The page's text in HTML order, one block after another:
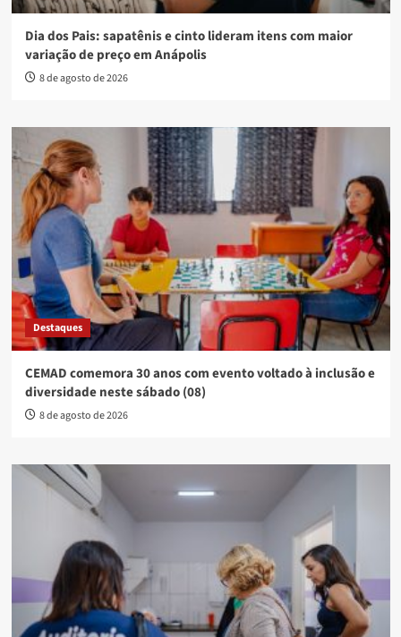
Dia dos Pais: sapatênis e cinto lideram itens com maior
variação de preço em Anápolis
8 de agosto de 2026
Destaques
CEMAD comemora 30 anos com evento voltado à inclusão e
diversidade neste sábado (08)
8 de agosto de 2026